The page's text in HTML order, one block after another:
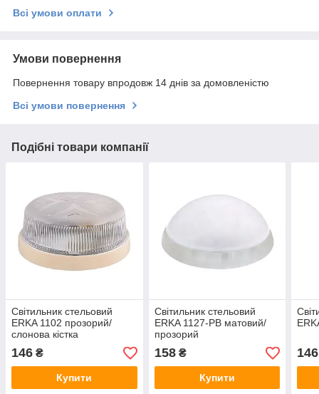
Всі умови оплати
Умови повернення
Повернення товару впродовж 14 днів за домовленістю
Всі умови повернення
Подібні товари компанії
Світильник стельовий
ERKA 1102 прозорий/
слонова кістка
146 ₴
Купити
Світильник стельовий
ERKA 1127-PB матовий/
прозорий
158₴
Купити
146